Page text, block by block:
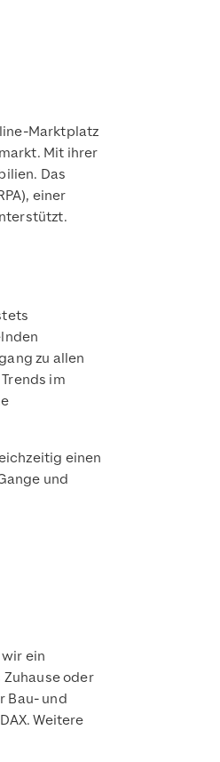
Marktplatz
Mit ihrer
Das
einer
zu allen
im
einen
und
ein
oder
Bau- und
Weitere